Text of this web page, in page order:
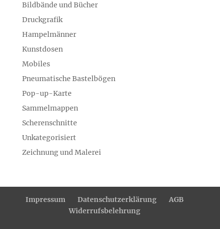
Bildbände und Bücher
Druckgrafik
Hampelmänner
Kunstdosen
Mobiles
Pneumatische Bastelbögen
Pop-up-Karte
Sammelmappen
Scherenschnitte
Unkategorisiert
Zeichnung und Malerei
Impressum Datenschutzerklärung
AGB
Widerrufsbelehrung